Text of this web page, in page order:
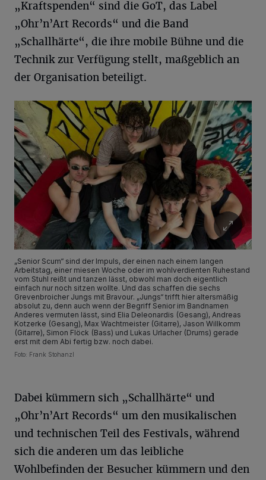
„Kraftspenden“ sind die GoT, das Label
„Ohr’n’Art Records“ und die Band
„Schallhärte“, die ihre mobile Bühne und die
Technik zur Verfügung stellt, maßgeblich an
der Organisation beteiligt.
„Senior Scum“ sind der Impuls, der einen nach einem langen
Arbeitstag, einer miesen Woche oder im wohlverdienten Ruhestand
vom Stuhl reißt und tanzen lässt, obwohl man doch eigentlich
einfach nur noch sitzen wollte. Und das schaffen die sechs
Grevenbroicher Jungs mit Bravour. „Jungs“ trifft hier altersmäßig
absolut zu, denn auch wenn der Begriff Senior im Bandnamen
Anderes vermuten lässt, sind Elia Deleonardis (Gesang), Andreas
Kotzerke (Gesang), Max Wachtmeister (Gitarre), Jason Willkomm
(Gitarre), Simon Flöck (Bass) und Lukas Urlacher (Drums) gerade
erst mit dem Abi fertig bzw. noch dabei.
Foto: Frank Stohanzl
Dabei kümmern sich „Schallhärte“ und
„Ohr’n’Art Records“ um den musikalischen
und technischen Teil des Festivals, während
sich die anderen um das leibliche
Wohlbefinden der Besucher kümmern und den